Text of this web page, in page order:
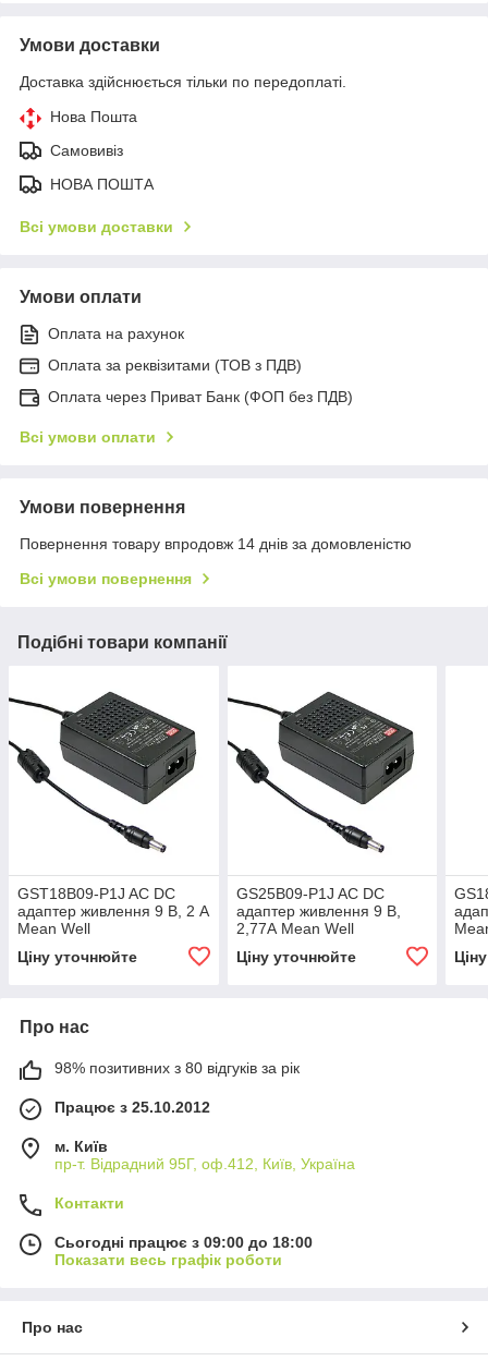
Умови доставки
Доставка здійснюється тільки по передоплаті.
Нова Пошта
Самовивіз
НОВА ПОШТА
Всі умови доставки
Умови оплати
Оплата на рахунок
Оплата за реквізитами (ТОВ з ПДВ)
Оплата через Приват Банк (ФОП без ПДВ)
Всі умови оплати
Умови повернення
Повернення товару впродовж 14 днів за домовленістю
Всі умови повернення
Подібні товари компанії
GST18B09-P1J AC DC
адаптер живлення 9 В, 2 А
Mean Well
Ціну уточнюйте
GS25B09-P1J AC DC
адаптер живлення 9 В,
2,77А Mean Well
Ціну уточнюйте
Про нас
98% позитивних з 80 відгуків за рік
Працює з 25.10.2012
м. Київ
пр-т. Відрадний 95Г, оф.412, Київ, Україна
Контакти
Сьогодні працює з 09:00 до 18:00
Показати весь графік роботи
Про нас